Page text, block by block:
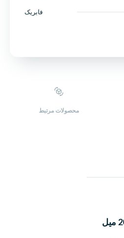
فابریک
محصولات ‌مرتبط